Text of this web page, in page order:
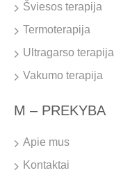
Šviesos terapija
Termoterapija
Ultragarso terapija
Vakumo terapija
M – PREKYBA
Apie mus
Kontaktai